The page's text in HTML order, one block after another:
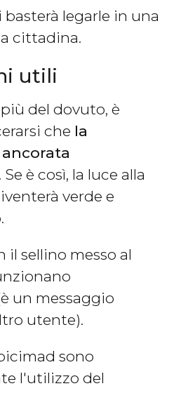
legarle in una
cittadina.
utili
del dovuto, è
che la
. Se è così, la luce alla
verde e
il sellino messo al
un messaggio
utente).
sono
l'utilizzo del